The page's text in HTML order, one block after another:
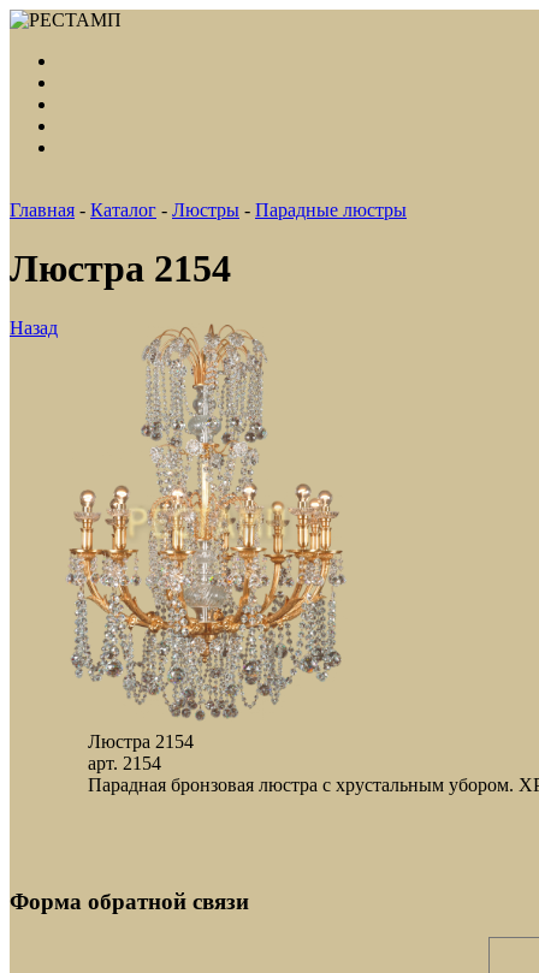
Главная - Каталог - Люстры - Парадные люстры
Люстра 2154
Назад
Люстра 2154
арт. 2154
Парадная бронзовая люстра с хрустальным
Форма обратной связи